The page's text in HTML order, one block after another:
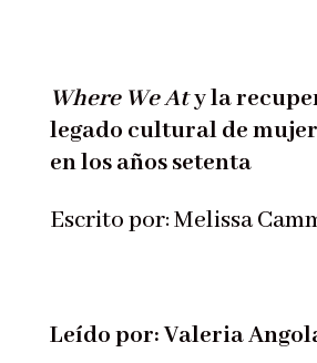
Where We Aty la
legado cultural de
en los años setenta
Escrito por: Melissa
Leído por: Valeria